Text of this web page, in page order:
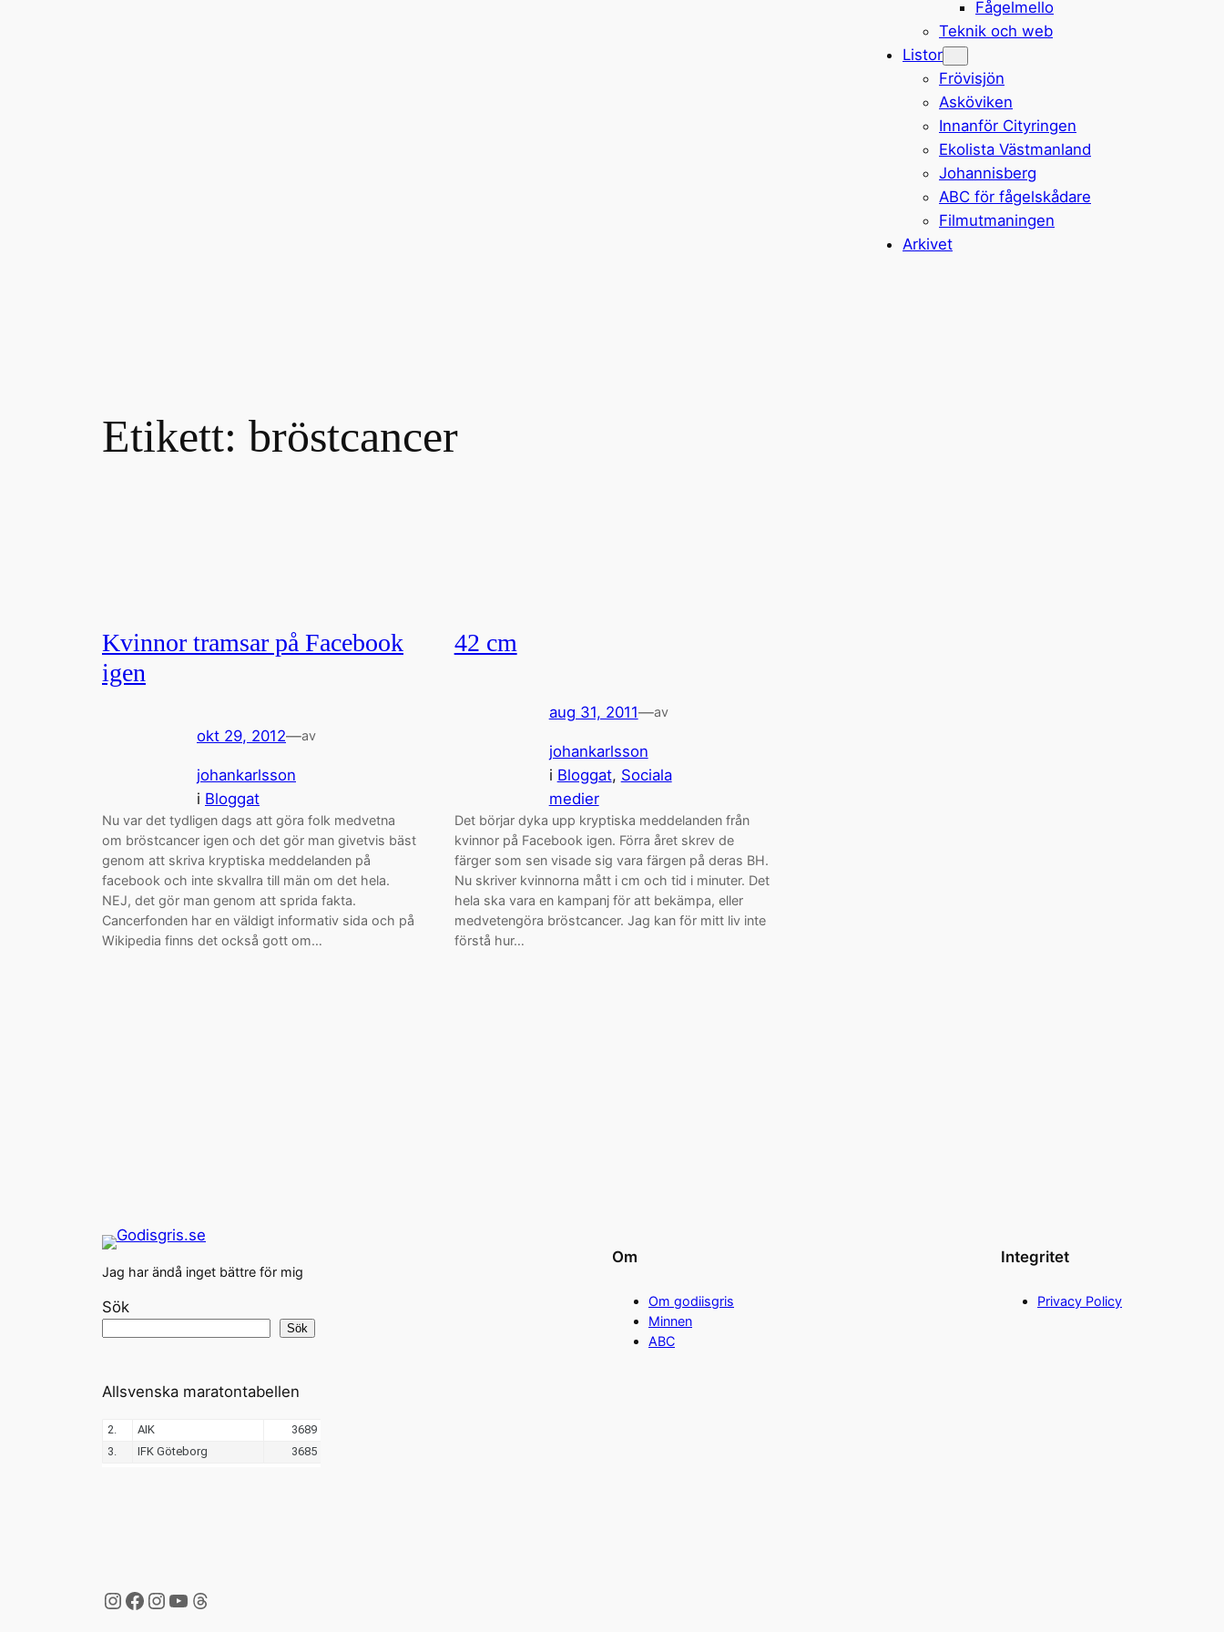
Fågelmello
Teknik och web
Listor
Frövisjön
Asköviken
Innanför Cityringen
Ekolista Västmanland
Johannisberg
ABC för fågelskådare
Filmutmaningen
Arkivet
Etikett: bröstcancer
Kvinnor tramsar på Facebook
igen
okt 29, 2012—av
johankarlsson
i Bloggat
Nu var det tydligen dags att göra folk medvetna
om bröstcancer igen och det gör man givetvis bäst
genom att skriva kryptiska meddelanden på
facebook och inte skvallra till män om det hela.
NEJ, det gör man genom att sprida fakta.
Cancerfonden har en väldigt informativ sida och på
Wikipedia finns det också gott om…
42 cm
aug 31, 2011—av
johankarlsson
i Bloggat, Sociala
medier
Det börjar dyka upp kryptiska meddelanden från
kvinnor på Facebook igen. Förra året skrev de
färger som sen visade sig vara färgen på deras BH.
Nu skriver kvinnorna mått i cm och tid i minuter. Det
hela ska vara en kampanj för att bekämpa, eller
medvetengöra bröstcancer. Jag kan för mitt liv inte
förstå hur…
Jag har ändå inget bättre för mig
Sök
Sök
Om
Om godiisgris
Minnen
ABC
Integritet
Privacy Policy
Allsvenska maratontabellen
Instagram
Facebook
Instagram
YouTube
Threads